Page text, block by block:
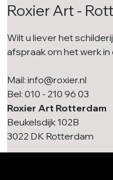
Roxier Art -
Wilt u liever het
afspraak om het werk in
Mail: info@roxier.nl
Bel: 010 - 210 96 03
Roxier Art Rotterdam
Beukelsdijk 102B
3022 DK Rotterdam